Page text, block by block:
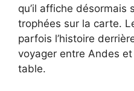
qu’il affiche désormais
trophées sur la carte.
parfois l’histoire
voyager entre Andes
table.